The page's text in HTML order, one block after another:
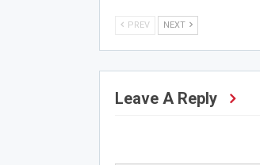
PREV NEXT
Leave A Reply